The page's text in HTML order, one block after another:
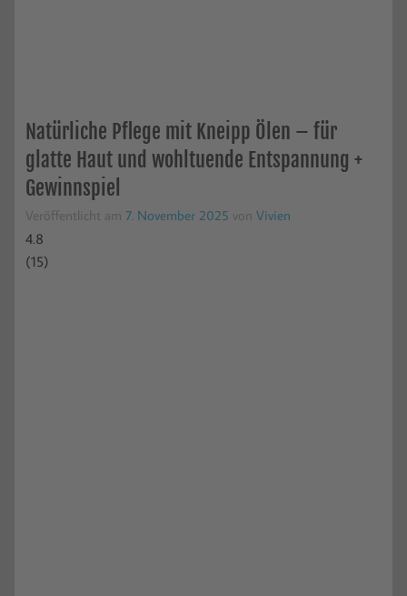
Natürliche Pflege mit Kneipp Ölen – für
glatte Haut und wohltuende Entspannung +
Gewinnspiel
Veröffentlicht am 7. November 2025 von Vivien
4.8
(15)